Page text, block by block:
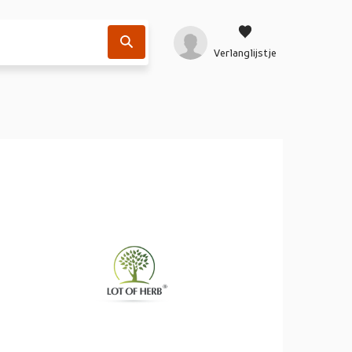
Verlanglijstje